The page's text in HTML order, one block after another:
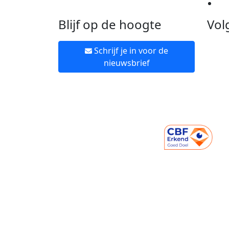
Blijf op de hoogte
Schrijf je in voor de
nieuwsbrief